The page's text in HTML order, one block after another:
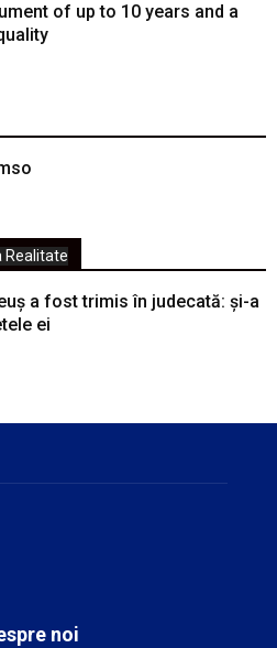
of up to 10 years and a
Realitate
a fost trimis în judecată: și-a
ei
noi